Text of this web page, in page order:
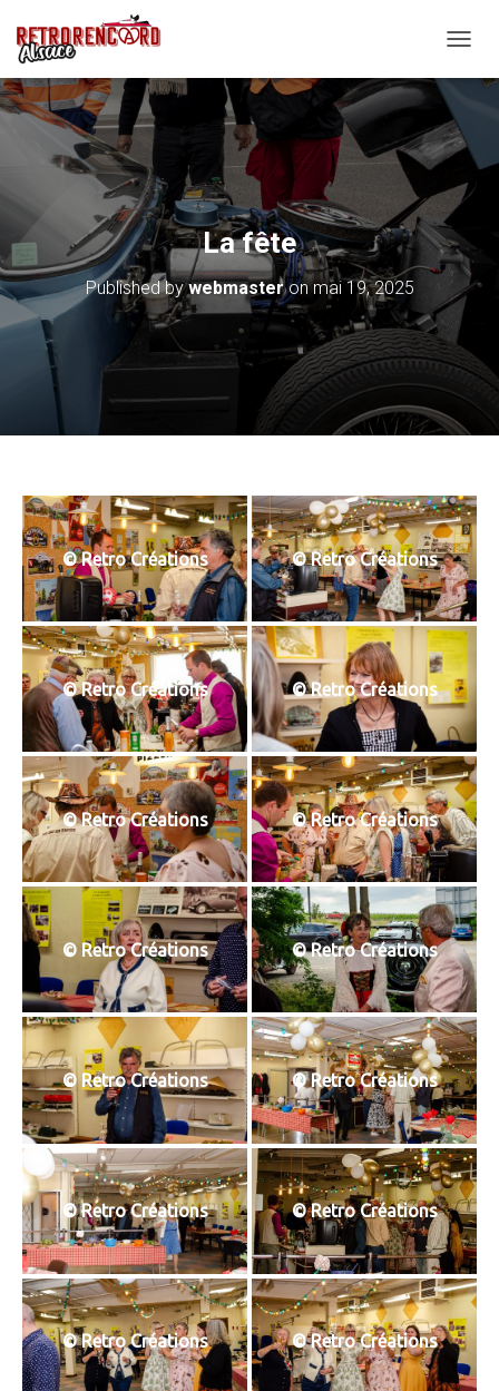
U
I
/
F
R
M
E
R
L
A
N
A
I
T
I
O
N
La fête
Published bywebmasteronmai 19, 2025
© Retro Créations © Retro Créations
© Retro Créations © Retro Créations
© Retro Créations © Retro Créations
© Retro Créations © Retro Créations
© Retro Créations © Retro Créations
© Retro Créations © Retro Créations
© Retro Créations © Retro Créations